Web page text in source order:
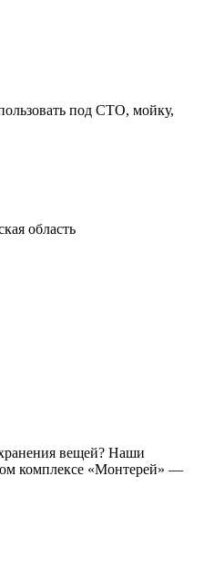
под СТО, мойку,
область
вещей? Наши
комплексе «Монтерей» —